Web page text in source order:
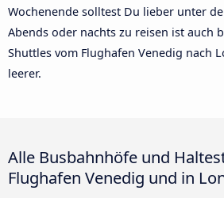
Wochenende solltest Du lieber unter
Abends oder nachts zu reisen ist auch
Shuttles vom Flughafen Venedig nach
leerer.
Alle Busbahnhöfe und
Flughafen Venedig und in